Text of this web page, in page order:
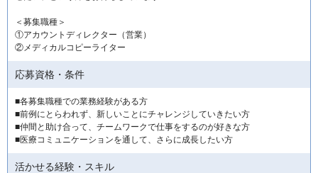
＜募集職種＞
①アカウントディレクター（営業）
②メディカルコピーライター
応募資格・条件
■各募集職種での業務経験がある方
■前例にとらわれず、新しいことにチャレンジしていきたい方
■仲間と助け合って、チームワークで仕事をするのが好きな方
■医療コミュニケーションを通して、さらに成長したい方
活かせる経験・スキル